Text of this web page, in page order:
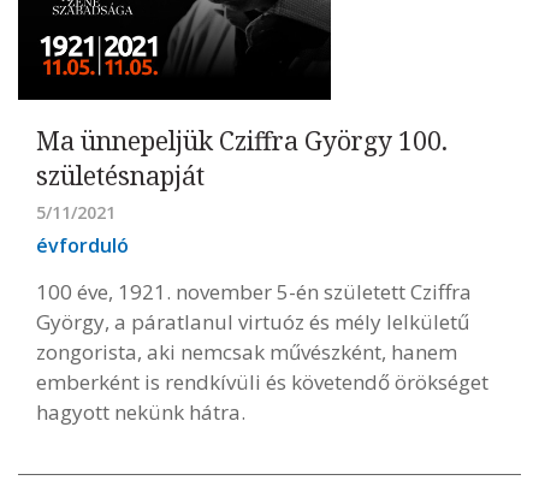
Ma ünnepeljük Cziffra György 100.
születésnapját
5/11/2021
évforduló
100 éve, 1921. november 5-én született Cziffra
György, a páratlanul virtuóz és mély lelkületű
zongorista, aki nemcsak művészként, hanem
emberként is rendkívüli és követendő örökséget
hagyott nekünk hátra.